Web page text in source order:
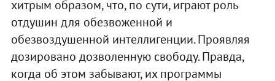
хитрым образом, что, по сути, играют роль
отдушин для обезвоженной и
обезвоздушенной интеллигенции. Проявляя
дозировано дозволенную свободу. Правда,
когда об этом забывают, их программы